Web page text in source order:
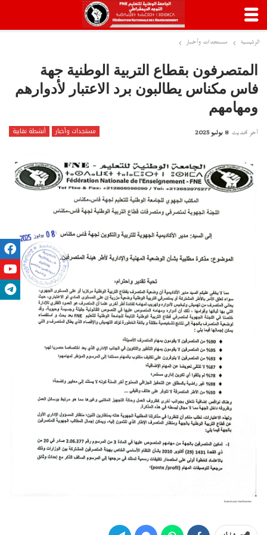
الرئيسية مستجدات وأخبار
المتصرفون بقطاع التربية الوطنية جهة
فاس مكناس يطالبون برد الاعتبار لأدوارهم
ومهامهم
مستجدات وأخبار أنشطة نقابية أخر تحديث 8 يوليو 2025